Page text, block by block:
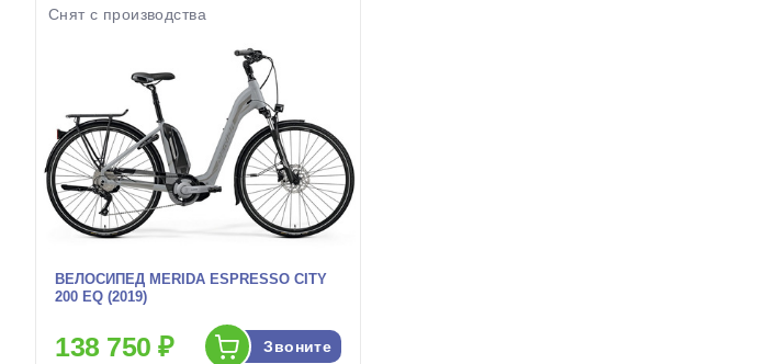
Снят с производства
ВЕЛОСИПЕД MERIDA ESPRESSO CITY
200 EQ (2019)
138 750 ₽ Звоните